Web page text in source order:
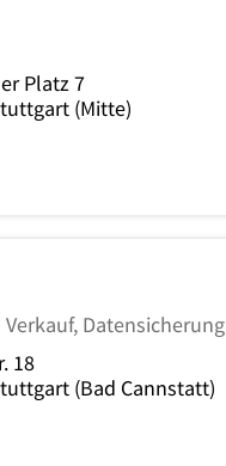
Platz 7
(Mitte)
18
(Bad Cannstatt)